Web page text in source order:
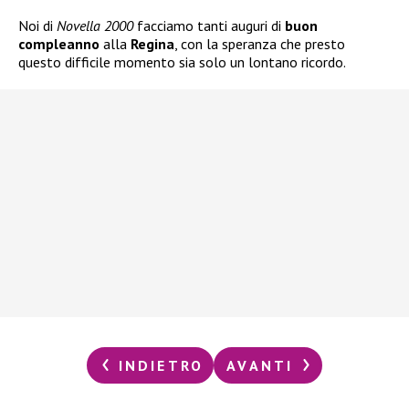
Noi di Novella 2000facciamo tanti auguri di buon
compleanno alla Regina, con la speranza che presto
questo difficile momento sia solo un lontano ricordo.
INDIETRO AVANTI